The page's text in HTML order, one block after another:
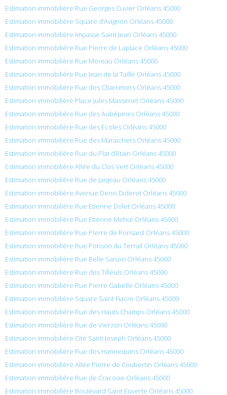
Estimation immobilière Rue Georges Cuvier Orléans 45000
Estimation immobilière Square d’Avignon Orléans 45000
Estimation immobilière Impasse Saint Jean Orléans 45000
Estimation immobilière Rue Pierre de Laplace Orléans 45000
Estimation immobilière Rue Moreau Orléans 45000
Estimation immobilière Rue Jean de la Taille Orléans 45000
Estimation immobilière Rue des Charretiers Orléans 45000
Estimation immobilière Place Jules Massenet Orléans 45000
Estimation immobilière Rue des Aubépines Orléans 45000
Estimation immobilière Rue des Écoles Orléans 45000
Estimation immobilière Rue des Maraichers Orléans 45000
Estimation immobilière Rue du Plat d’Etain Orléans 45000
Estimation immobilière Allée du Clos Vert Orléans 45000
Estimation immobilière Rue de Jargeau Orléans 45000
Estimation immobilière Avenue Denis Diderot Orléans 45000
Estimation immobilière Rue Etienne Dolet Orléans 45000
Estimation immobilière Rue Etienne Mehul Orléans 45000
Estimation immobilière Rue Pierre de Ronsard Orléans 45000
Estimation immobilière Rue Ponson du Terrail Orléans 45000
Estimation immobilière Rue Belle Saison Orléans 45000
Estimation immobilière Rue des Tilleuls Orléans 45000
Estimation immobilière Rue Pierre Gabelle Orléans 45000
Estimation immobilière Square Saint Fiacre Orléans 45000
Estimation immobilière Rue des Hauts Champs Orléans 45000
Estimation immobilière Rue de Vierzon Orléans 45000
Estimation immobilière Cité Saint Joseph Orléans 45000
Estimation immobilière Rue des Hannequins Orléans 45000
Estimation immobilière Allée Pierre de Coubertin Orléans 45000
Estimation immobilière Rue de Cracovie Orléans 45000
Estimation immobilière Boulevard Saint Euverte Orléans 45000